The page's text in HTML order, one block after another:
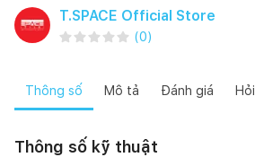
T.SPACE Official Store
(0)
Thông số Mô tả Đánh giá
Thông số kỹ thuật